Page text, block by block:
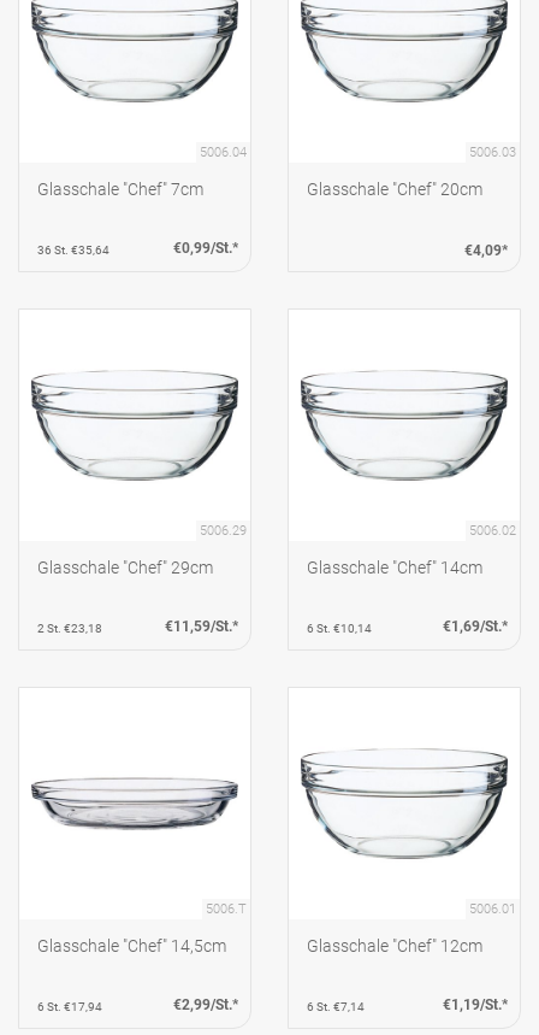
5006.04
Glasschale "Chef" 7cm
36 St. €35,64 €0,99/St.*
5006.03
Glasschale "Chef" 20cm
€4,09*
5006.29
Glasschale "Chef" 29cm
2 St. €23,18 €11,59/St.*
5006.02
Glasschale "Chef" 14cm
6 St. €10,14 €1,69/St.*
5006.T
Glasschale "Chef" 14,5cm
6 St. €17,94 €2,99/St.*
5006.01
Glasschale "Chef" 12cm
6 St. €7,14 €1,19/St.*